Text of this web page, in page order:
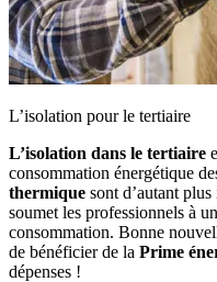
L’isolation pour le tertiaire
L’isolation dans le tertiaire
consommation énergétique
thermique sont d’autant
soumet les professionnels à
consommation. Bonne
de bénéficier de la Prime
dépenses !